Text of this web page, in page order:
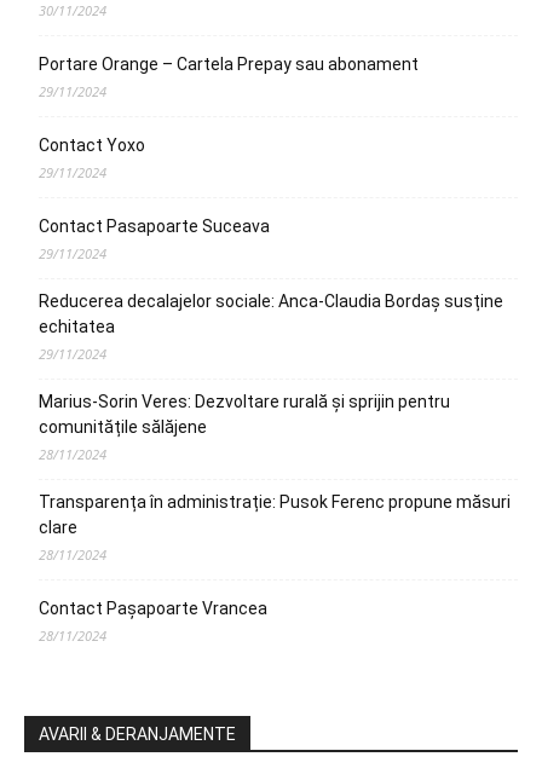
30/11/2024
Portare Orange – Cartela Prepay sau abonament
29/11/2024
Contact Yoxo
29/11/2024
Contact Pasapoarte Suceava
29/11/2024
Reducerea decalajelor sociale: Anca-Claudia Bordaș susține
echitatea
29/11/2024
Marius-Sorin Veres: Dezvoltare rurală și sprijin pentru
comunitățile sălăjene
28/11/2024
Transparența în administrație: Pusok Ferenc propune măsuri
clare
28/11/2024
Contact Pașapoarte Vrancea
28/11/2024
AVARII & DERANJAMENTE